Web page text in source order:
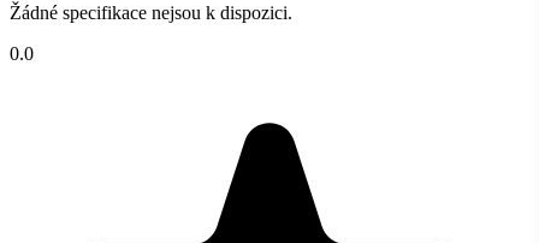
Žádné specifikace nejsou k dispozici.
0.0